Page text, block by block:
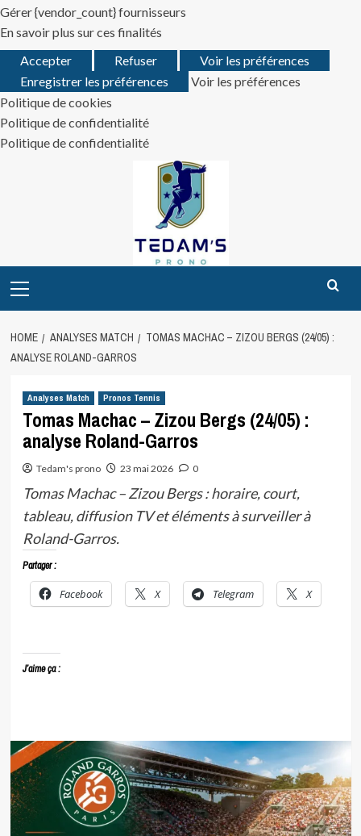
Gérer {vendor_count} fournisseurs
En savoir plus sur ces finalités
Accepter
Refuser
Voir les préférences
Enregistrer les préférences
Voir les préférences
Politique de cookies
Politique de confidentialité
Politique de confidentialité
Menu
HOME ANALYSES MATCH
TOMAS MACHAC – ZIZOU BERGS (24/05) :
ANALYSE ROLAND-GARROS
Analyses Match Pronos Tennis
Tomas Machac – Zizou Bergs (24/05) :
analyse Roland-Garros
Tedam's prono 23 mai 2026 0
Tomas Machac – Zizou Bergs : horaire, court,
tableau, diffusion TV et éléments à surveiller à
Roland-Garros.
Partager :
Facebook X Telegram X
J’aime ça :